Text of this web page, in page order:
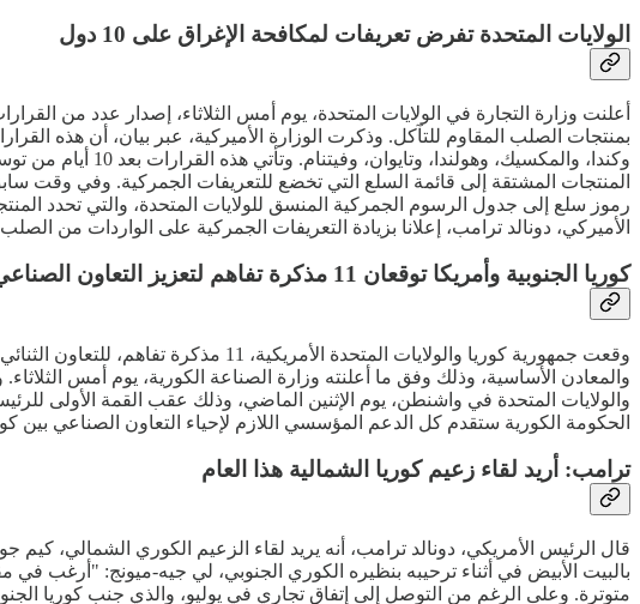
الولايات المتحدة تفرض تعريفات لمكافحة الإغراق على 10 دول
أعلنت وزارة التجارة في الولايات المتحدة، يوم أمس الثلاثاء، إصدار عدد من
رموز سلع إلى جدول الرسوم الجمركية المنسق للولايات المتحدة، والتي تحدد
الأميركي، دونالد ترامب، إعلانا بزيادة التعريفات الجمركية على الواردات من الصلب والألمنيوم إلى 50% مقابل
كوريا الجنوبية وأمريكا توقعان 11 مذكرة تفاهم لتعزيز التعاون الصناعي
وقعت جمهورية كوريا والولايات
والمعادن الأساسية، وذلك وفق ما أعلنته وزارة الصناعة الكورية، يوم أمس
والولايات المتحدة في واشنطن، يوم الإثنين الماضي، وذلك عقب القمة الأولى
الحكومة الكورية ستقدم كل الدعم المؤسسي اللازم لإحياء التعاون الصناعي بين
ترامب: أريد لقاء زعيم كوريا الشمالية هذا العام
قال الرئيس الأمريكي، دونالد ترامب، أنه يريد لقاء الزعيم الكوري الشمالي،
بالبيت الأبيض في أثناء ترحيبه بنظيره الكوري الجنوبي، لي جيه-ميونج: "أرغب
متوترة. وعلى الرغم من التوصل إلى إتفاق تجاري في يوليو، والذي جنب كوريا